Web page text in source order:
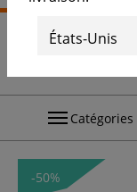
Catégories
-50%